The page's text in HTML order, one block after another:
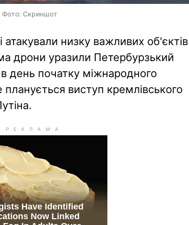
Фото: Скриншот
атакували низку важливих об'єктів
дрони уразили Петербурзький
день початку міжнародного
виступ кремлівського